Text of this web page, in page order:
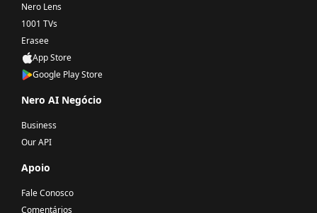
Nero Lens
1001 TVs
Erasee
App Store
Google Play Store
Nero AI Negócio
Business
Our API
Apoio
Fale Conosco
Comentários